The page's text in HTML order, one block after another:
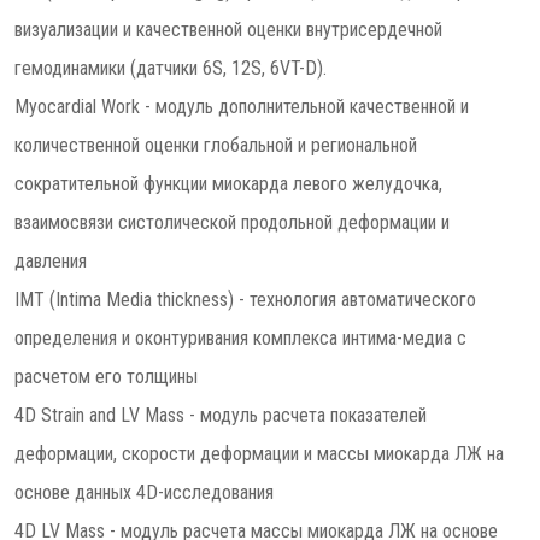
визуализации и качественной оценки внутрисердечной
гемодинамики (датчики 6S, 12S, 6VT-D).
Myocardial Work - модуль дополнительной качественной и
количественной оценки глобальной и региональной
сократительной функции миокарда левого желудочка,
взаимосвязи систолической продольной деформации и
давления
IMT (Intima Media thickness) - технология автоматического
определения и оконтуривания комплекса интима-медиа с
расчетом его толщины
4D Strain and LV Mass - модуль расчета показателей
деформации, скорости деформации и массы миокарда ЛЖ на
основе данных 4D-исследования
4D LV Mass - модуль расчета массы миокарда ЛЖ на основе